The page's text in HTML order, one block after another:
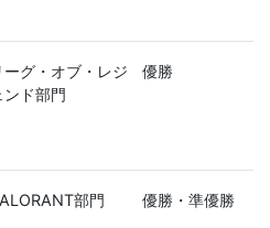
ーグ・オブ・レジ
ンド部門
優勝
部門 優勝・準優勝